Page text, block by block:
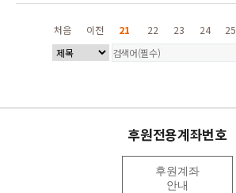
처음 이전 21 22 23 24 25
후원전용계좌번호
후원계좌
안내